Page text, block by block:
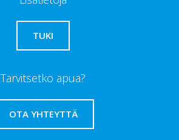
TUKI
Tarvitsetko apua?
OTA YHTEYTTÄ